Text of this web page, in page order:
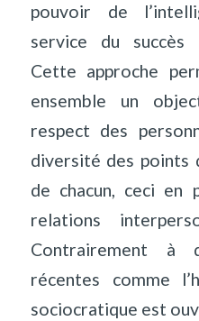
pouvoir de
service du succès
Cette approche
ensemble un
respect des
diversité des points
de chacun, ceci en
relations
Contrairement à
récentes comme
sociocratique est